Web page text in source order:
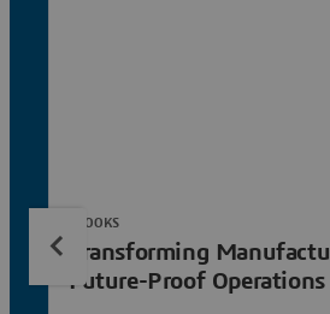
Transforming
Future-Proof Operations
EBOOKS